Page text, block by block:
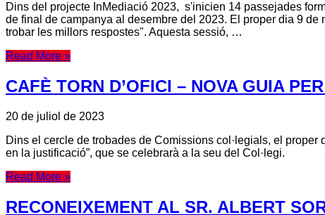
Dins del projecte InMediació 2023, s'inicien 14 passejades
de final de campanya al desembre del 2023. El proper dia 9
trobar les millors respostes". Aquesta sessió, …
Read More »
CAFÈ TORN D’OFICI – NOVA GUIA
20 de juliol de 2023
Dins el cercle de trobades de Comissions col·legials, el
en la justificació”, que se celebrarà a la seu del Col·legi.
Read More »
RECONEIXEMENT AL SR. ALBERT